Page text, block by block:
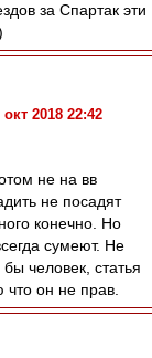
за Спартак эти
2018 22:42
не на вв
не посадят
конечно. Но
сумеют. Не
человек, статья
он не прав.